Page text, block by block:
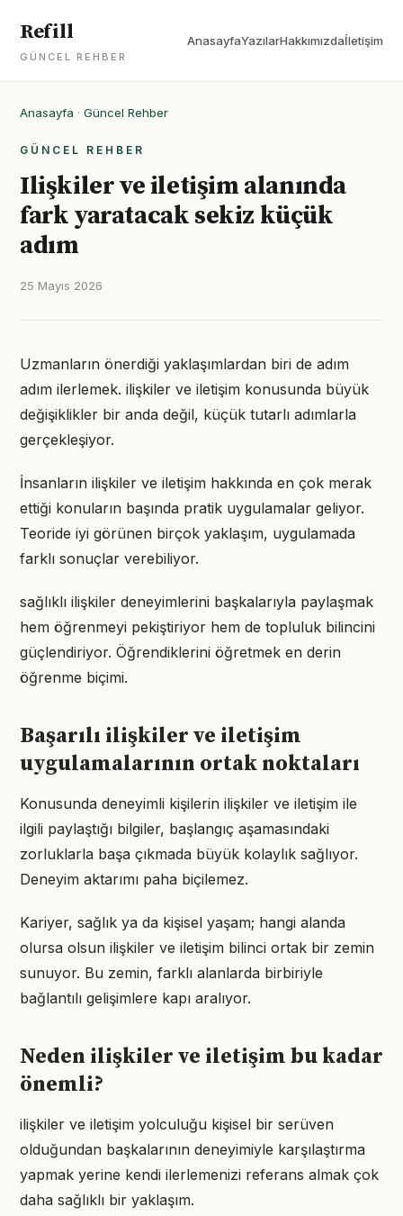
Refill
GÜNCEL REHBER
AnasayfaYazılarHakkımızdaİletişim
Anasayfa · Güncel Rehber
GÜNCEL REHBER
Ilişkiler ve iletişim alanında
fark yaratacak sekiz küçük
adım
25 Mayıs 2026
Uzmanların önerdiği yaklaşımlardan biri de adım
adım ilerlemek. ilişkiler ve iletişim konusunda büyük
değişiklikler bir anda değil, küçük tutarlı adımlarla
gerçekleşiyor.
İnsanların ilişkiler ve iletişim hakkında en çok merak
ettiği konuların başında pratik uygulamalar geliyor.
Teoride iyi görünen birçok yaklaşım, uygulamada
farklı sonuçlar verebiliyor.
sağlıklı ilişkiler deneyimlerini başkalarıyla paylaşmak
hem öğrenmeyi pekiştiriyor hem de topluluk bilincini
güçlendiriyor. Öğrendiklerini öğretmek en derin
öğrenme biçimi.
Başarılı ilişkiler ve iletişim
uygulamalarının ortak noktaları
Konusunda deneyimli kişilerin ilişkiler ve iletişim ile
ilgili paylaştığı bilgiler, başlangıç aşamasındaki
zorluklarla başa çıkmada büyük kolaylık sağlıyor.
Deneyim aktarımı paha biçilemez.
Kariyer, sağlık ya da kişisel yaşam; hangi alanda
olursa olsun ilişkiler ve iletişim bilinci ortak bir zemin
sunuyor. Bu zemin, farklı alanlarda birbiriyle
bağlantılı gelişimlere kapı aralıyor.
Neden ilişkiler ve iletişim bu kadar
önemli?
ilişkiler ve iletişim yolculuğu kişisel bir serüven
olduğundan başkalarının deneyimiyle karşılaştırma
yapmak yerine kendi ilerlemenizi referans almak çok
daha sağlıklı bir yaklaşım.